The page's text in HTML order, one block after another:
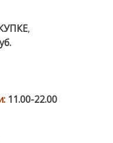
,
11.00-22.00